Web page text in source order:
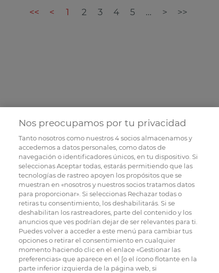
<< < 1 2 3 4 5 ... > >>
Nos preocupamos por tu privacidad
Tanto nosotros como nuestros4socios almacenamos y
accedemos a datos personales, como datos de
navegación o identificadores únicos, en tu dispositivo. Si
seleccionas Aceptar todas, estarás permitiendo que las
tecnologías de rastreo apoyen los propósitos que se
muestran en «nosotros y nuestros socios tratamos datos
para proporcionar». Si seleccionas Rechazar todas o
retiras tu consentimiento, los deshabilitarás. Si se
deshabilitan los rastreadores, parte del contenido y los
anuncios que ves podrían dejar de ser relevantes para ti.
Puedes volver a acceder a este menú para cambiar tus
opciones o retirar el consentimiento en cualquier
momento haciendo clic en el enlace «Gestionar las
preferencias» que aparece en el [o el ícono flotante en la
parte inferior izquierda de la página web, si